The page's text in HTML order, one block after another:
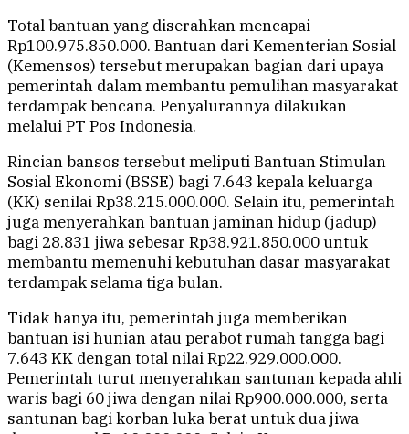
Total bantuan yang diserahkan mencapai
Rp100.975.850.000. Bantuan dari Kementerian Sosial
(Kemensos) tersebut merupakan bagian dari upaya
pemerintah dalam membantu pemulihan masyarakat
terdampak bencana. Penyalurannya dilakukan
melalui PT Pos Indonesia.
Rincian bansos tersebut meliputi Bantuan Stimulan
Sosial Ekonomi (BSSE) bagi 7.643 kepala keluarga
(KK) senilai Rp38.215.000.000. Selain itu, pemerintah
juga menyerahkan bantuan jaminan hidup (jadup)
bagi 28.831 jiwa sebesar Rp38.921.850.000 untuk
membantu memenuhi kebutuhan dasar masyarakat
terdampak selama tiga bulan.
Tidak hanya itu, pemerintah juga memberikan
bantuan isi hunian atau perabot rumah tangga bagi
7.643 KK dengan total nilai Rp22.929.000.000.
Pemerintah turut menyerahkan santunan kepada ahli
waris bagi 60 jiwa dengan nilai Rp900.000.000, serta
santunan bagi korban luka berat untuk dua jiwa